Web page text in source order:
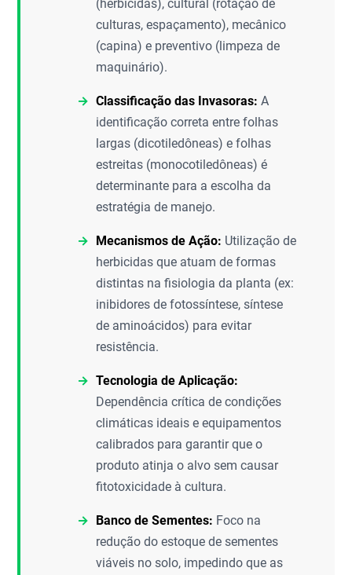
(herbicidas), cultural (rotação de
culturas, espaçamento), mecânico
(capina) e preventivo (limpeza de
maquinário).
Classificação das Invasoras: A
identificação correta entre folhas
largas (dicotiledôneas) e folhas
estreitas (monocotiledôneas) é
determinante para a escolha da
estratégia de manejo.
Mecanismos de Ação: Utilização de
herbicidas que atuam de formas
distintas na fisiologia da planta (ex:
inibidores de fotossíntese, síntese
de aminoácidos) para evitar
resistência.
Tecnologia de Aplicação:
Dependência crítica de condições
climáticas ideais e equipamentos
calibrados para garantir que o
produto atinja o alvo sem causar
fitotoxicidade à cultura.
Banco de Sementes: Foco na
redução do estoque de sementes
viáveis no solo, impedindo que as